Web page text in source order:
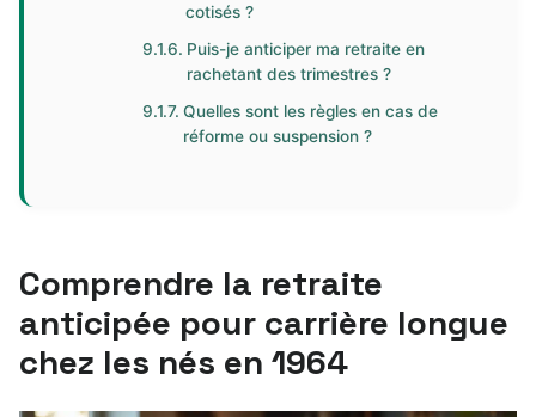
cotisés ?
Puis-je anticiper ma retraite en
rachetant des trimestres ?
Quelles sont les règles en cas de
réforme ou suspension ?
Comprendre la retraite
anticipée pour carrière longue
chez les nés en 1964